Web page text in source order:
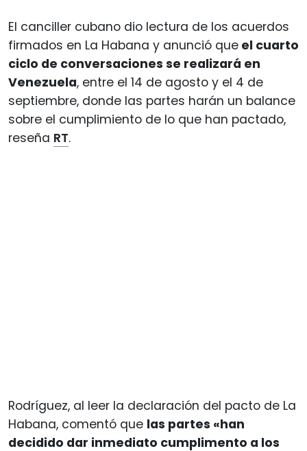
El canciller cubano dio lectura de los acuerdos
firmados en La Habana y anunció que el cuarto
ciclo de conversaciones se realizará en
Venezuela, entre el 14 de agosto y el 4 de
septiembre, donde las partes harán un balance
sobre el cumplimiento de lo que han pactado,
reseña RT.
Rodríguez, al leer la declaración del pacto de La
Habana, comentó que las partes «han
decidido dar inmediato cumplimento a los